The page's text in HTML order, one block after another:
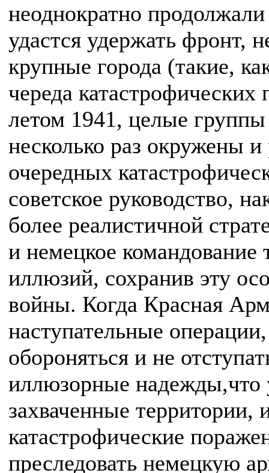
неоднократно
удастся удержать фронт,
крупные города (такие,
череда
летом 1941, целые
несколько раз окружены
очередных
советское руководство,
более реалистичной
и немецкое
иллюзий, сохранив эту
войны. Когда Красная
наступательные
обороняться и не
иллюзорные надежды,что
захваченные территории,
катастрофические
преследовать немецкую